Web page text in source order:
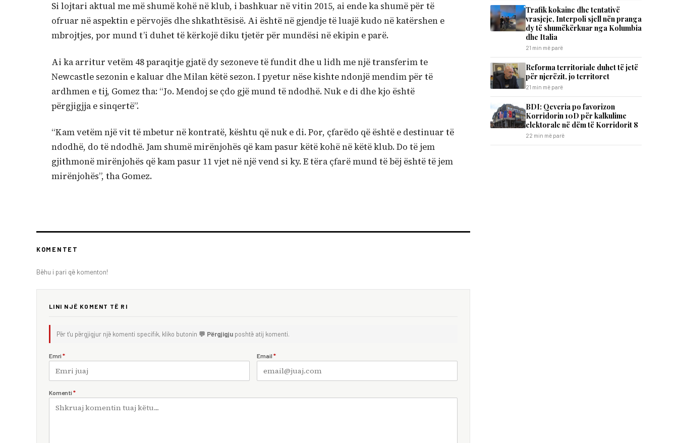
Si lojtari aktual me më shumë kohë në klub, i bashkuar në vitin 2015, ai ende ka shumë për të
ofruar në aspektin e përvojës dhe shkathtësisë. Ai është në gjendje të luajë kudo në katërshen e
mbrojtjes, por mund t’i duhet të kërkojë diku tjetër për mundësi në ekipin e parë.
Ai ka arritur vetëm 48 paraqitje gjatë dy sezoneve të fundit dhe u lidh me një transferim te
Newcastle sezonin e kaluar dhe Milan këtë sezon. I pyetur nëse kishte ndonjë mendim për të
ardhmen e tij, Gomez tha: “Jo. Mendoj se çdo gjë mund të ndodhë. Nuk e di dhe kjo është
përgjigjja e sinqertë”.
“Kam vetëm një vit të mbetur në kontratë, kështu që nuk e di. Por, çfarëdo që është e destinuar të
ndodhë, do të ndodhë. Jam shumë mirënjohës që kam pasur këtë kohë në këtë klub. Do të jem
gjithmonë mirënjohës që kam pasur 11 vjet në një vend si ky. E tëra çfarë mund të bëj është të jem
mirënjohës”, tha Gomez.
KOMENTET
Bëhu i pari që komenton!
LINI NJË KOMENT TË RI
Për t'u përgjigjur një komenti specifik, kliko butonin 💬 Përgjigju poshtë atij komenti.
Emri * Email *
Komenti *
Trafik kokaine dhe tentativë
vrasjeje, Interpoli sjell nën pranga
dy të shumëkërkuar nga Kolumbia
dhe Italia
21 min më parë
Reforma territoriale duhet të jetë
për njerëzit, jo territoret
21 min më parë
BDI: Qeveria po favorizon
Korridorin 10D për kalkulime
elektorale në dëm të Korridorit 8
22 min më parë